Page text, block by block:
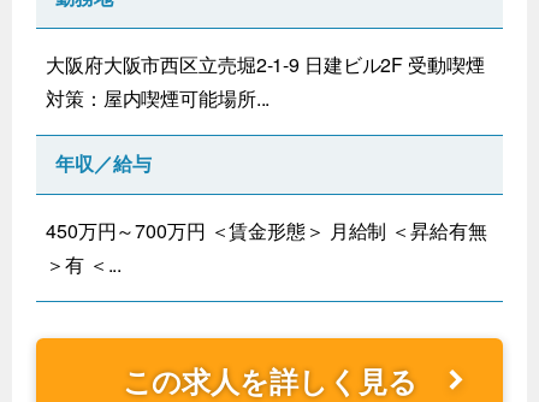
大阪府大阪市西区立売堀2-1-9 日建ビル2F 受動喫煙
対策：屋内喫煙可能場所...
年収／給与
450万円～700万円 ＜賃金形態＞ 月給制 ＜昇給有無
＞有 ＜...
この求人を詳しく見る